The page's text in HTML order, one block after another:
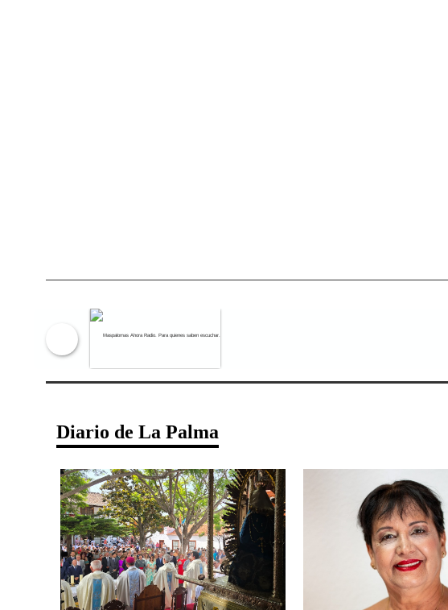
Diario de La Palma